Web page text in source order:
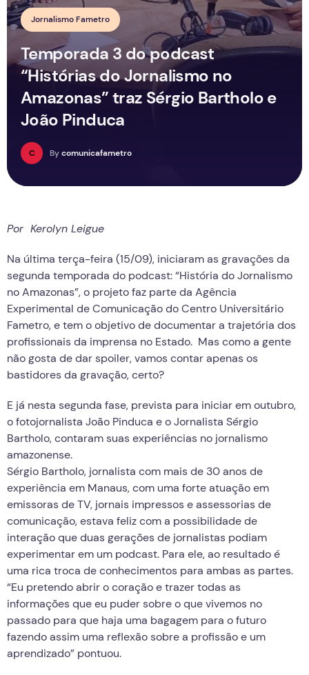
Jornalismo Fametro
Temporada 3 do podcast
“Histórias do Jornalismo no
Amazonas” traz Sérgio Bartholo e
João Pinduca
C Bycomunicafametro
Por Kerolyn Leigue
Na última terça-feira (15/09), iniciaram as gravações da
segunda temporada do podcast: “História do Jornalismo
no Amazonas”, o projeto faz parte da Agência
Experimental de Comunicação do Centro Universitário
Fametro, e tem o objetivo de documentar a trajetória dos
profissionais da imprensa no Estado. Mas como a gente
não gosta de dar spoiler, vamos contar apenas os
bastidores da gravação, certo?
E já nesta segunda fase, prevista para iniciar em outubro,
o fotojornalista João Pinduca e o Jornalista Sérgio
Bartholo, contaram suas experiências no jornalismo
amazonense.
Sérgio Bartholo, jornalista com mais de 30 anos de
experiência em Manaus, com uma forte atuação em
emissoras de TV, jornais impressos e assessorias de
comunicação, estava feliz com a possibilidade de
interação que duas gerações de jornalistas podiam
experimentar em um podcast. Para ele, ao resultado é
uma rica troca de conhecimentos para ambas as partes.
“Eu pretendo abrir o coração e trazer todas as
informações que eu puder sobre o que vivemos no
passado para que haja uma bagagem para o futuro
fazendo assim uma reflexão sobre a profissão e um
aprendizado” pontuou.